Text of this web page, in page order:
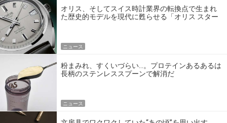
オリス、そしてスイス時計業界の転換点で生まれ
た歴史的モデルを現代に甦らせる「オリス スター
ニュース
粉まみれ、すくいづらい…。プロテインあるあるは
長柄のステンレススプーンで解消だ
ニュース